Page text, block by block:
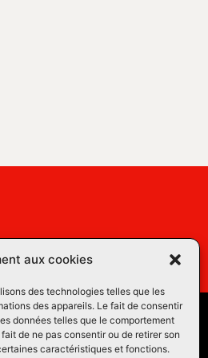
aux cookies
des technologies telles que les
des appareils. Le fait de consentir
données telles que le comportement
de ne pas consentir ou de retirer son
caractéristiques et fonctions.